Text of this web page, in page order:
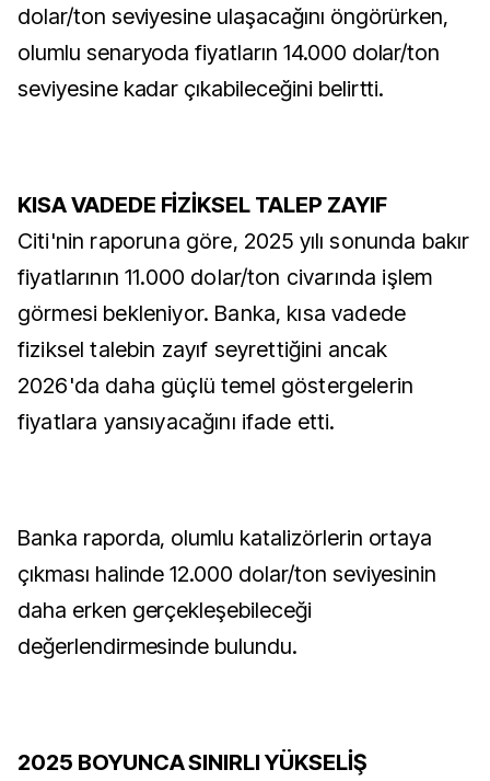
dolar/ton seviyesine ulaşacağını öngörürken,
olumlu senaryoda fiyatların 14.000 dolar/ton
seviyesine kadar çıkabileceğini belirtti.
KISA VADEDE FİZİKSEL TALEP ZAYIF
Citi'nin raporuna göre, 2025 yılı sonunda bakır
fiyatlarının 11.000 dolar/ton civarında işlem
görmesi bekleniyor. Banka, kısa vadede
fiziksel talebin zayıf seyrettiğini ancak
2026'da daha güçlü temel göstergelerin
fiyatlara yansıyacağını ifade etti.
Banka raporda, olumlu katalizörlerin ortaya
çıkması halinde 12.000 dolar/ton seviyesinin
daha erken gerçekleşebileceği
değerlendirmesinde bulundu.
2025 BOYUNCA SINIRLI YÜKSELİŞ